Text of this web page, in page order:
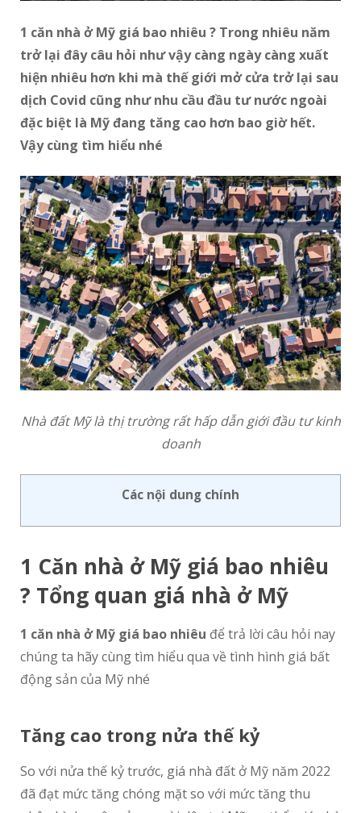
1 căn nhà ở Mỹ giá bao nhiêu ? Trong nhiêu năm
trở lại đây câu hỏi như vậy càng ngày càng xuất
hiện nhiêu hơn khi mà thế giới mở cửa trở lại sau
dịch Covid cũng như nhu cầu đầu tư nước ngoài
đặc biệt là Mỹ đang tăng cao hơn bao giờ hết.
Vậy cùng tìm hiểu nhé
Nhà đất Mỹ là thị trường rất hấp dẫn giới đầu tư kinh
doanh
Các nội dung chính
1 Căn nhà ở Mỹ giá bao nhiêu
? Tổng quan giá nhà ở Mỹ
1 căn nhà ở Mỹ giá bao nhiêu để trả lời câu hỏi nay
chúng ta hãy cùng tìm hiểu qua về tình hình giá bất
động sản của Mỹ nhé
Tăng cao trong nửa thế kỷ
So với nửa thế kỷ trước, giá nhà đất ở Mỹ năm 2022
đã đạt mức tăng chóng mặt so với mức tăng thu